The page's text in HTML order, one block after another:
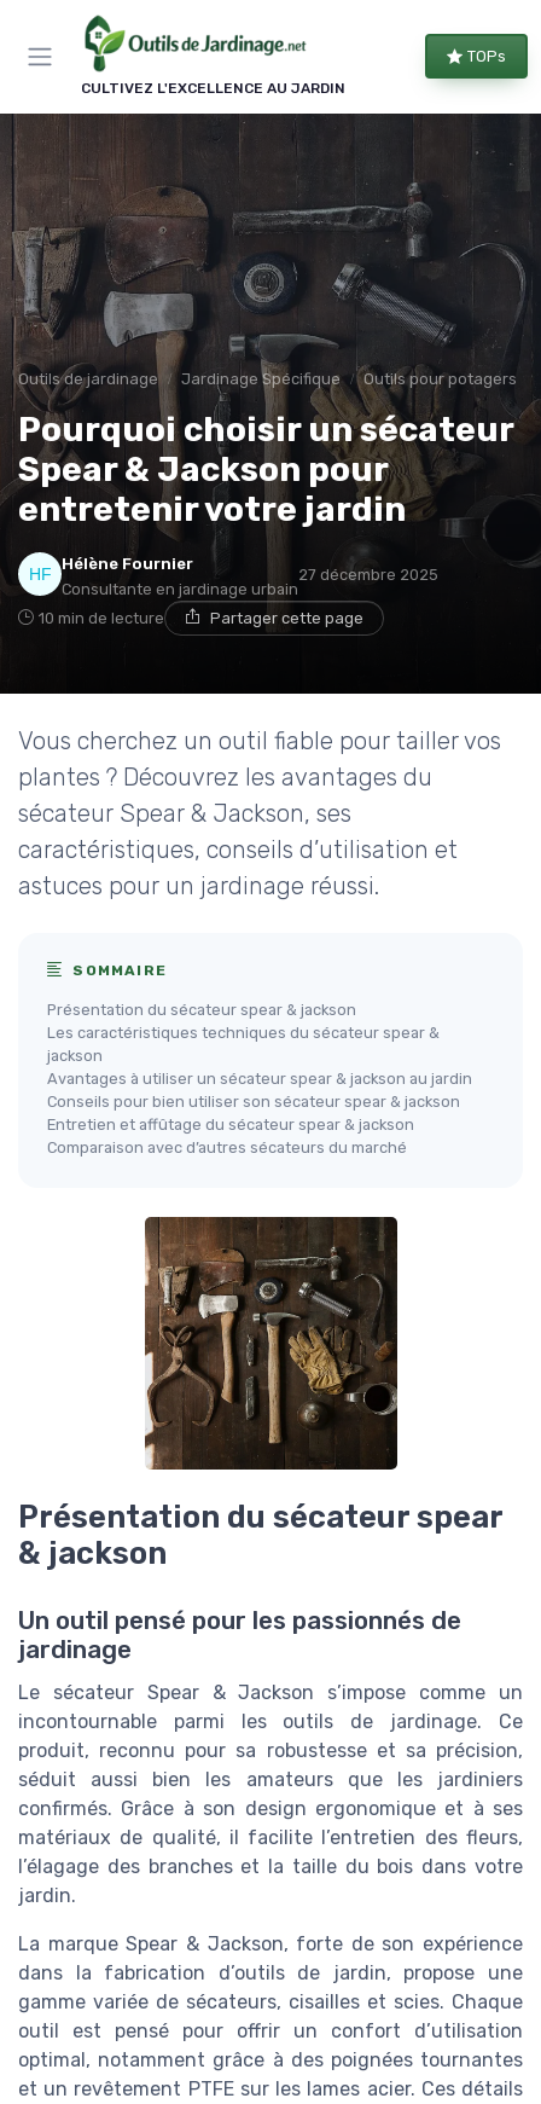
CULTIVEZ L'EXCELLENCE AU JARDIN
TOPs
Outils de jardinage Jardinage Spécifique Outils pour potagers
Pourquoi choisir un sécateur
Spear & Jackson pour
entretenir votre jardin
Hélène Fournier
Consultante en jardinage urbain
27 décembre 2025
10 min de lecture Partager cette page
Vous cherchez un outil fiable pour tailler vos
plantes ? Découvrez les avantages du
sécateur Spear & Jackson, ses
caractéristiques, conseils d’utilisation et
astuces pour un jardinage réussi.
SOMMAIRE
Présentation du sécateur spear & jackson
Les caractéristiques techniques du sécateur spear &
jackson
Avantages à utiliser un sécateur spear & jackson au jardin
Conseils pour bien utiliser son sécateur spear & jackson
Entretien et affûtage du sécateur spear & jackson
Comparaison avec d’autres sécateurs du marché
Présentation du sécateur spear
& jackson
Un outil pensé pour les passionnés de
jardinage
Le sécateur Spear & Jackson s’impose comme un
incontournable parmi les outils de jardinage. Ce
produit, reconnu pour sa robustesse et sa précision,
séduit aussi bien les amateurs que les jardiniers
confirmés. Grâce à son design ergonomique et à ses
matériaux de qualité, il facilite l’entretien des fleurs,
l’élagage des branches et la taille du bois dans votre
jardin.
La marque Spear & Jackson, forte de son expérience
dans la fabrication d’outils de jardin, propose une
gamme variée de sécateurs, cisailles et scies. Chaque
outil est pensé pour offrir un confort d’utilisation
optimal, notamment grâce à des poignées tournantes
et un revêtement PTFE sur les lames acier. Ces détails
Panneau de gestion des cookies